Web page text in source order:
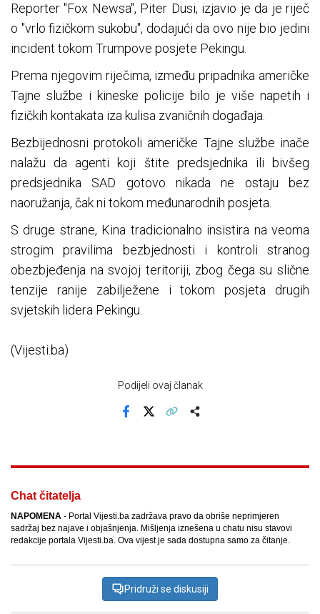
Reporter "Fox Newsa", Piter Dusi, izjavio je da je riječ
o "vrlo fizičkom sukobu", dodajući da ovo nije bio jedini
incident tokom Trumpove posjete Pekingu.
Prema njegovim riječima, između pripadnika američke
Tajne službe i kineske policije bilo je više napetih i
fizičkih kontakata iza kulisa zvaničnih događaja.
Bezbijednosni protokoli američke Tajne službe inače
nalažu da agenti koji štite predsjednika ili bivšeg
predsjednika SAD gotovo nikada ne ostaju bez
naoružanja, čak ni tokom međunarodnih posjeta.
S druge strane, Kina tradicionalno insistira na veoma
strogim pravilima bezbjednosti i kontroli stranog
obezbjeđenja na svojoj teritoriji, zbog čega su slične
tenzije ranije zabilježene i tokom posjeta drugih
svjetskih lidera Pekingu.
(Vijesti.ba)
Podijeli ovaj članak
Chat čitatelja
NAPOMENA - Portal Vijesti.ba zadržava pravo da obriše neprimjeren
sadržaj bez najave i objašnjenja. Mišljenja iznešena u chatu nisu stavovi
redakcije portala Vijesti.ba. Ova vijest je sada dostupna samo za čitanje.
Pridruži se diskusiji